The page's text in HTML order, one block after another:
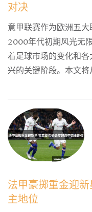
对决
意甲联赛作为欧洲五
2000年代初期风光无
着足球市场的变化和
兴的关键阶段。本文
法甲豪掷重金迎
主地位